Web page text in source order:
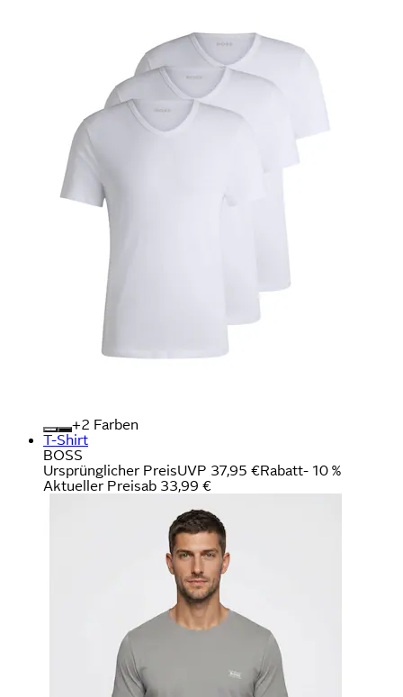
+
Farben
T-Shirt
BOSS
Ursprünglicher PreisUVP 37,95 €Rabatt- 10 %
Aktueller Preisab 33,99 €